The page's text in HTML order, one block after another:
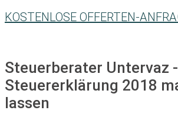
KOSTENLOSE OFFERTEN-
Steuerberater Untervaz -
Steuererklärung 2018
lassen